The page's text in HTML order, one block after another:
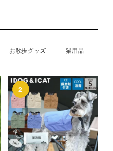
お散歩グッズ 猫用品